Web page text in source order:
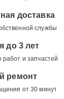
доставка
службы
до 3 лет
работ и запчастей
ремонт
от 30 минут